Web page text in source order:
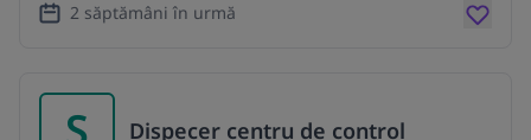
2 săptămâni în urmă
Dispecer centru de control